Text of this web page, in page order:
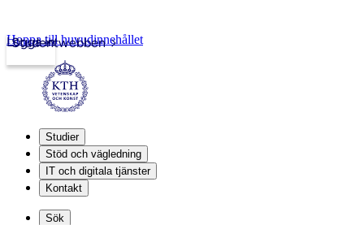
Studentwebben
Logga in
Hoppa till huvudinnehållet
Studier
Stöd och vägledning
IT och digitala tjänster
Kontakt
Sök